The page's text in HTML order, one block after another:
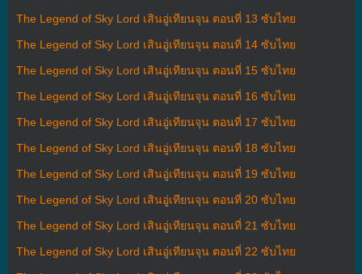
The Legend of Sky Lord เสินอู่เทียนจุน ตอนที่ 13 ซับไทย
The Legend of Sky Lord เสินอู่เทียนจุน ตอนที่ 14 ซับไทย
The Legend of Sky Lord เสินอู่เทียนจุน ตอนที่ 15 ซับไทย
The Legend of Sky Lord เสินอู่เทียนจุน ตอนที่ 16 ซับไทย
The Legend of Sky Lord เสินอู่เทียนจุน ตอนที่ 17 ซับไทย
The Legend of Sky Lord เสินอู่เทียนจุน ตอนที่ 18 ซับไทย
The Legend of Sky Lord เสินอู่เทียนจุน ตอนที่ 19 ซับไทย
The Legend of Sky Lord เสินอู่เทียนจุน ตอนที่ 20 ซับไทย
The Legend of Sky Lord เสินอู่เทียนจุน ตอนที่ 21 ซับไทย
The Legend of Sky Lord เสินอู่เทียนจุน ตอนที่ 22 ซับไทย